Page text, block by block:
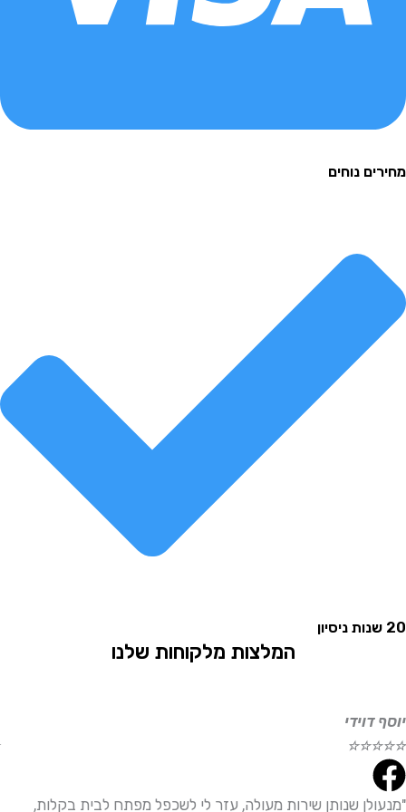
נוחים
המלצות מלקוחות שלנו
☆
☆
שנותן שירות מעולה, עזר לי לשכפל מפתח לבית בקלות,